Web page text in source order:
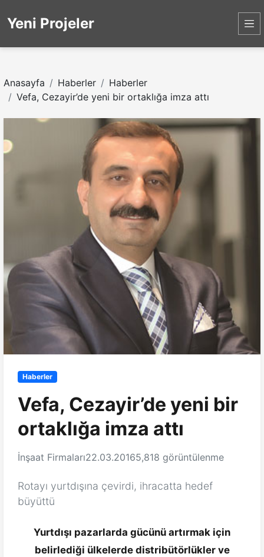
Yeni Projeler
Anasayfa Haberler
Haberler
Vefa, Cezayir’de yeni bir ortaklığa imza attı
Haberler
Vefa, Cezayir’de yeni bir
ortaklığa imza attı
İnşaat Firmaları22.03.20165,818 görüntülenme
Rotayı yurtdışına çevirdi, ihracatta hedef
büyüttü
Yurtdışı pazarlarda gücünü artırmak için
belirlediği ülkelerde distribütörlükler ve